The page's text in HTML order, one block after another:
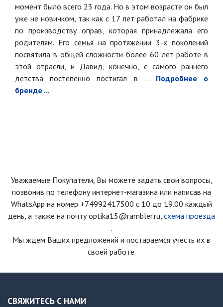
момент было всего 23 года. Но в этом возрасте он был
уже не новичком, так как с 17 лет работал на фабрике
по производству оправ, которая принадлежала его
родителям. Его семья на протяжении 3-х поколений
посвятила в общей сложности более 60 лет работе в
этой отрасли, и Давид, конечно, с самого раннего
детства постепенно постигал в ...
Подробнее о
бренде ...
Уважаемые Покупатели, Вы можете задать свои вопросы,
позвонив по телефону интернет-магазина или написав на
WhatsApp на номер +74992417500 с 10 до 19.00 каждый
день, а также на почту optika15@rambler.ru, схема проезда
.
Мы ждем Ваших предложений и постараемся учесть их в
своей работе.
СВЯЖИТЕСЬ С НАМИ